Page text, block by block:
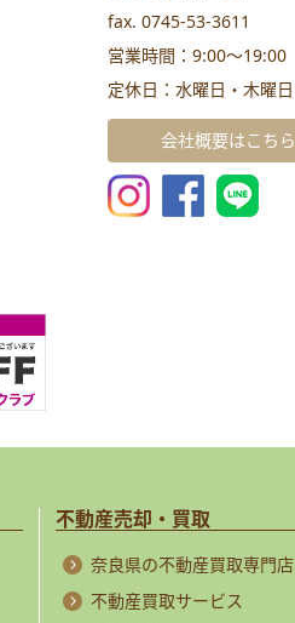
fax. 0745-53-3611
営業時間：9:00～19:00
定休日：水曜日・木曜日
会社概要はこちら
不動産売却・買取
奈良県の不動産買取専門店
不動産買取サービス